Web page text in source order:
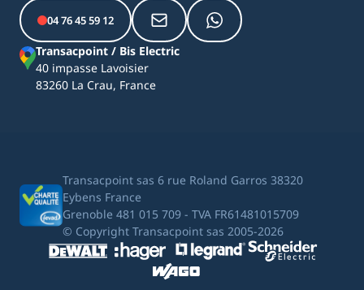
04 76 45 59 12
Transacpoint / Bis Electric
40 impasse Lavoisier
83260 La Crau, France
Transacpoint sas 6 rue Roland Garros 38320
Eybens France
Grenoble 481 015 709 - TVA FR61481015709
© Copyright Transacpoint sas 2005-2026